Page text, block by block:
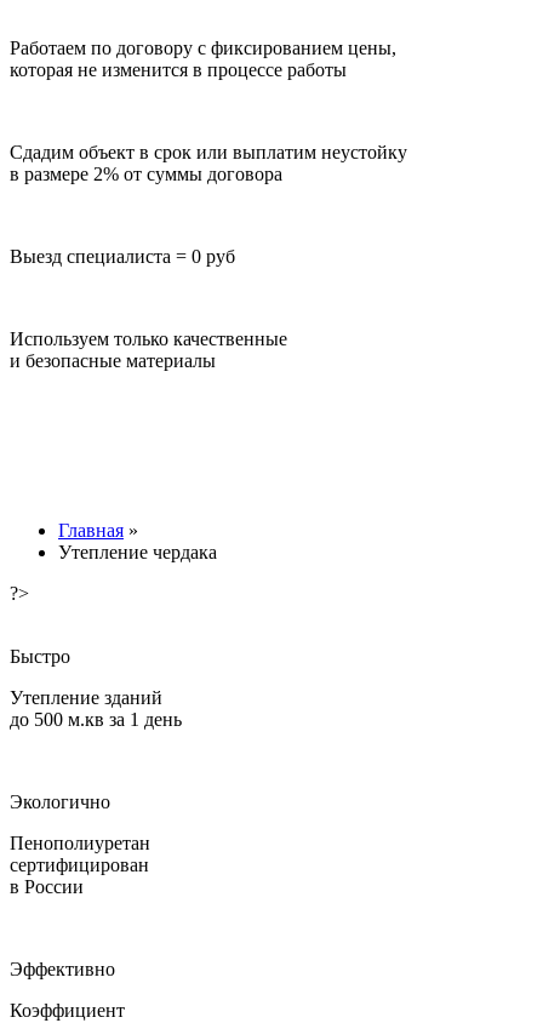
Работаем по договору с фиксированием цены,
которая не изменится в процессе работы
Сдадим объект в срок или выплатим неустойку
в размере 2% от суммы договора
Выезд специалиста = 0 руб
Используем только качественные
и безопасные материалы
Главная »
Утепление чердака
?>
Быстро
Утепление зданий
до 500 м.кв за 1 день
Экологично
Пенополиуретан
сертифицирован
в России
Эффективно
Коэффициент